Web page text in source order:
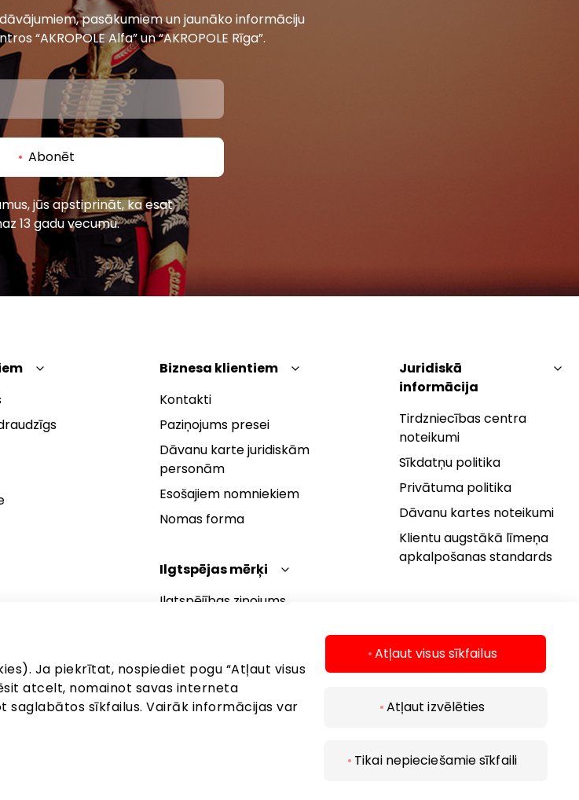
Ja piekrītat, nospiediet pogu “Atļaut visus
atcelt, nomainot savas interneta
saglabātos sīkfailus. Vairāk informācijas var
Atļaut visus sīkfailus
Atļaut izvēlēties
Tikai nepieciešamie sīkfaili
pasākumiem un jaunāko informāciju
“AKROPOLE Alfa” un “AKROPOLE Rīga”.
Abonēt
jūs apstiprināt, ka esat
13 gadu vecumu.
Biznesa klientiem
Kontakti
Paziņojums presei
Dāvanu karte juridiskām
personām
Esošajiem nomniekiem
Nomas forma
Ilgtspējas mērķi
Ilgtspējības ziņojums
Juridiskā
informācija
Tirdzniecības centra
noteikumi
Sīkdatņu politika
Privātuma politika
Dāvanu kartes noteikumi
Klientu augstākā līmeņa
apkalpošanas standards